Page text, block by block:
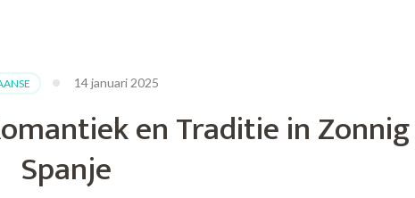
14 januari 2025
en Traditie in Zonnig
Spanje